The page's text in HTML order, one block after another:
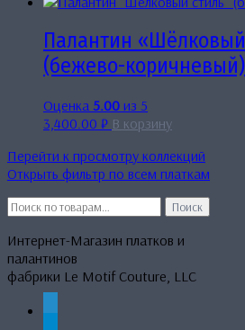
Палантин
(бежево-коричневый)
Оценка 5.00 из 5
3,400.00 ₽ В корзину
Перейти к просмотру коллекций
Открыть фильтр по всем платкам
Искать:
Поиск
Интернет-Магазин платков и
палантинов
фабрики Le Motif Couture, LLC